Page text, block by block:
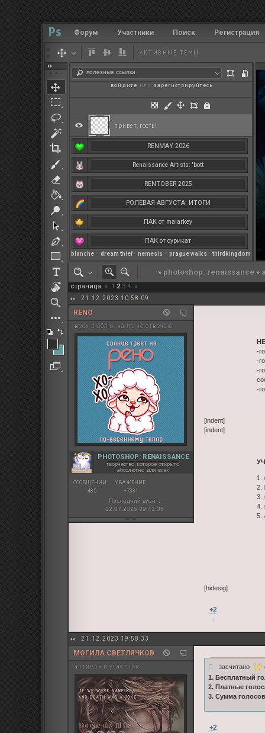
RENMAY 2026
Renaissance Artists: 'bott
RENTOBER 2025
РОЛЕВАЯ АВГУСТА: ИТОГИ
ПАК от malarkey
ПАК от сурикат
РЕНМАЙ
РОЛЕВАЯ МАРТА: ИТОГИ
полезные ссылки
blanche – dream thief– nemesis – prague walks– thirdkingdom
Форум Участники Поиск Регистрация
АКТИВНЫЕ ТЕМЫ
привет, гость!
войдите или зарегистрируйтесь
» photoshop: renaissance »
страница: « 1 2 3 4 »
21.12.2023 10:58:09
RENO
всех люблю. на лс не отвечаю
PHOTOSHOP: RENAISSANCE
творчество, которое открыто
абсолютно для всех
СООБЩЕНИЙ:
1485
УВАЖЕНИЕ:
+7381
Последний визит:
12.07.2026 09:41:05
-
-
-
-
[indent]
[indent]
1.
2.
3.
4.
5.
[hidesig]
+2
21.12.2023 19:58:33
МОГИЛА СВЕТЛЯЧКОВ
активный участник засчитано
1. Бесплатный
2. Платные
3. Сумма
+2